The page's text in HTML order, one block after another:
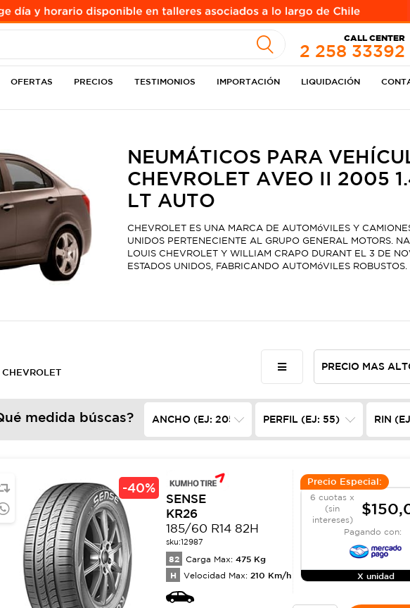
CALL CENTER
2 258 33392
OFERTAS PRECIOS TESTIMONIOS IMPORTACIÓN LIQUIDACIÓN
NEUMÁTICOS PARA
CHEVROLET AVEO II 2005
LT AUTO
CHEVROLET ES UNA MARCA DE AUTOMóVILES Y
UNIDOS PERTENECIENTE AL GRUPO GENERAL MOTORS.
LOUIS CHEVROLET Y WILLIAM CRAPO DURANT EL 3 DE
ESTADOS UNIDOS, FABRICANDO AUTOMóVILES ROBUSTOS.
medida búscas?
-40%
SENSE
KR26
185/60 R14 82H
sku:12987
82 Carga Max: 475 Kg
H Velocidad Max: 210 Km/h
Precio Especial:
6 cuotas x
(sin
intereses)
Pagando con:
X unidad